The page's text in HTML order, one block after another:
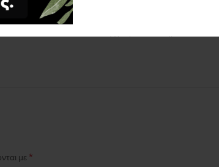
του εκπαιδευτικού και συγγραφικού πονηματός
με*